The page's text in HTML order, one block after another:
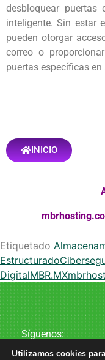
desbloquear
inteligente. Sin estar
pueden otorgar
correo o
puertas específicas
INICIO
Etiquetado
Estructurado
DigitalMBR.MX
Síguenos:
Utilizamos cookies